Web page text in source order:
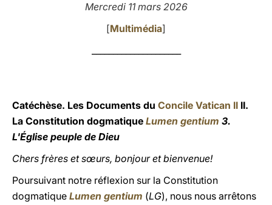
Mercredi 11 mars 2026
[Multimédia]
Catéchèse. Les Documents du Concile Vatican II II.
La Constitution dogmatique Lumen gentium 3.
L'Église peuple de Dieu
Chers frères et sœurs, bonjour et bienvenue!
Poursuivant notre réflexion sur la Constitution
dogmatique Lumen gentium (LG), nous nous arrêtons